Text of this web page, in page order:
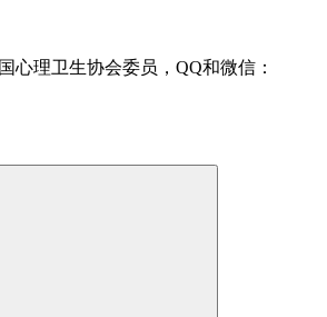
心理卫生协会委员，QQ和微信：